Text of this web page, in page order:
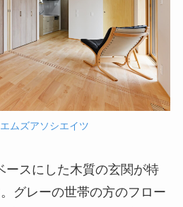
エムズアソシエイツ
ースにした木質の玄関が特
グレーの世帯の方のフロー